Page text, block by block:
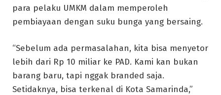
para pelaku UMKM dalam memperoleh
pembiayaan dengan suku bunga yang bersaing.
“Sebelum ada permasalahan, kita bisa menyetor
lebih dari Rp 10 miliar ke PAD. Kami kan bukan
barang baru, tapi nggak branded saja.
Setidaknya, bisa terkenal di Kota Samarinda,”